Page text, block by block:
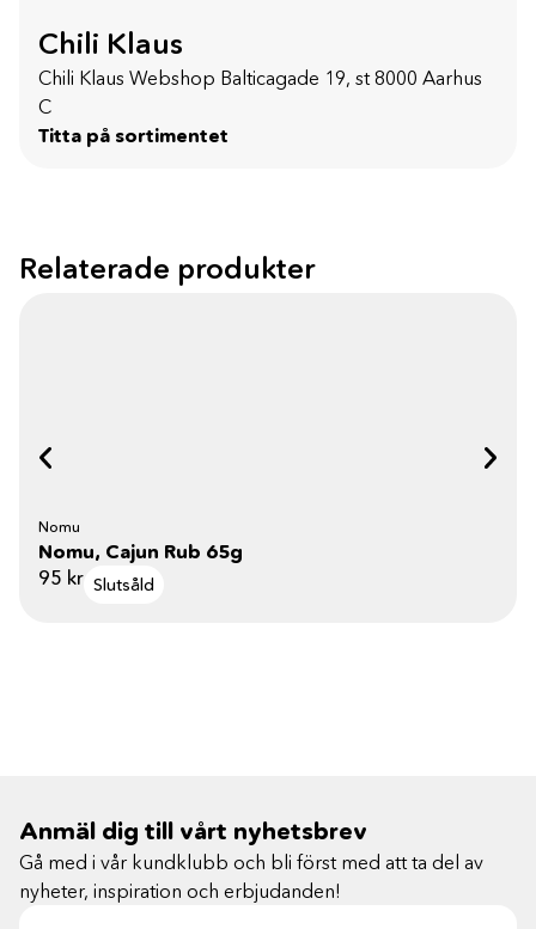
Chili Klaus
Chili Klaus Webshop Balticagade 19, st 8000 Aarhus
C
Titta på sortimentet
Relaterade produkter
Nomu
Nomu, Cajun Rub 65g
95 kr Slutsåld
Anmäl dig till vårt nyhetsbrev
Gå med i vår kundklubb och bli först med att ta del av
nyheter, inspiration och erbjudanden!